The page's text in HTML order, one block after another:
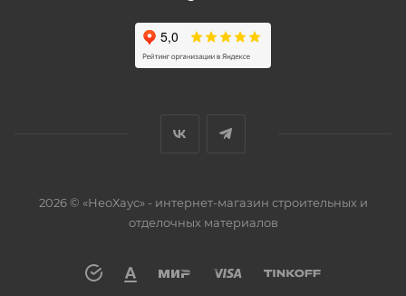
2026 © «НеоХаус» - интернет-магазин строительных и
отделочных материалов